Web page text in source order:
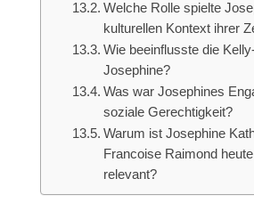
Welche Rolle spielte
kulturellen Kontext ihrer
Wie beeinflusste die
Josephine?
Was war Josephines
soziale Gerechtigkeit?
Warum ist Josephine
Francoise Raimond
relevant?